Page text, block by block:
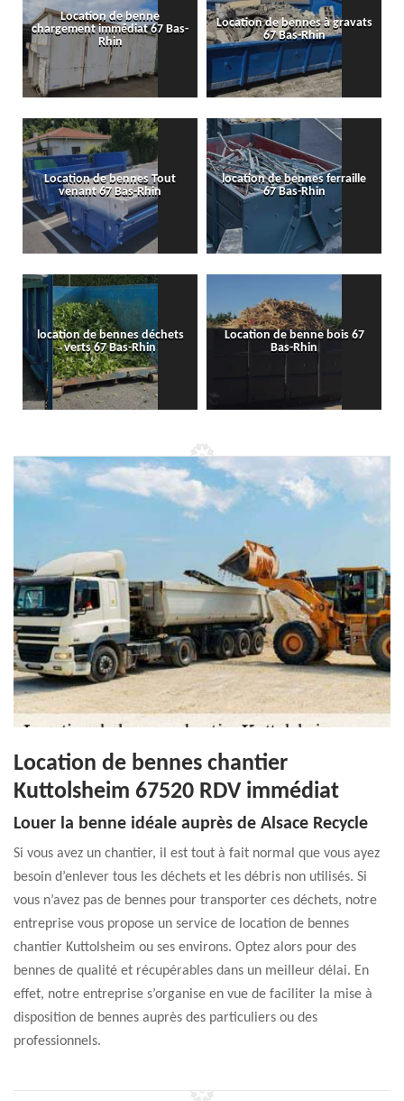
Location de benne
chargement immédiat 67 Bas-
Rhin
Location de bennes à gravats
67 Bas-Rhin
Location de bennes Tout
venant 67 Bas-Rhin
location de bennes ferraille
67 Bas-Rhin
location de bennes déchets
verts 67 Bas-Rhin
Location de benne bois 67
Bas-Rhin
Location de bennes chantier
Kuttolsheim 67520 RDV immédiat
Louer la benne idéale auprès de Alsace Recycle
Si vous avez un chantier, il est tout à fait normal que vous ayez
besoin d’enlever tous les déchets et les débris non utilisés. Si
vous n’avez pas de bennes pour transporter ces déchets, notre
entreprise vous propose un service de location de bennes
chantier Kuttolsheim ou ses environs. Optez alors pour des
bennes de qualité et récupérables dans un meilleur délai. En
effet, notre entreprise s’organise en vue de faciliter la mise à
disposition de bennes auprès des particuliers ou des
professionnels.